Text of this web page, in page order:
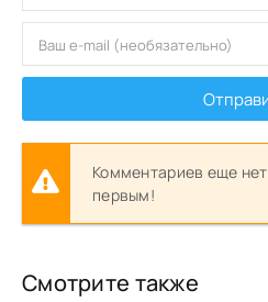
Комментариев еще
первым!
Смотрите также